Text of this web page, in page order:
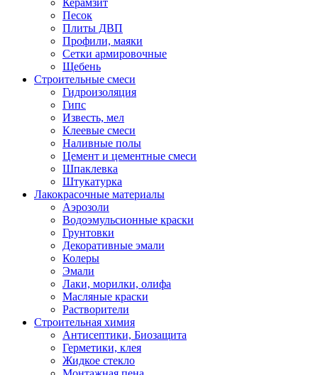
Керамзит
Песок
Плиты ДВП
Профили, маяки
Сетки армировочные
Щебень
Строительные смеси
Гидроизоляция
Гипс
Известь, мел
Клеевые смеси
Наливные полы
Цемент и цементные смеси
Шпаклевка
Штукатурка
Лакокрасочные материалы
Аэрозоли
Водоэмульсионные краски
Грунтовки
Декоративные эмали
Колеры
Эмали
Лаки, морилки, олифа
Масляные краски
Растворители
Строительная химия
Антисептики, Биозащита
Герметики, клея
Жидкое стекло